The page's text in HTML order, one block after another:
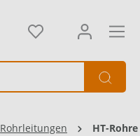
Rohrleitungen HT-Rohre